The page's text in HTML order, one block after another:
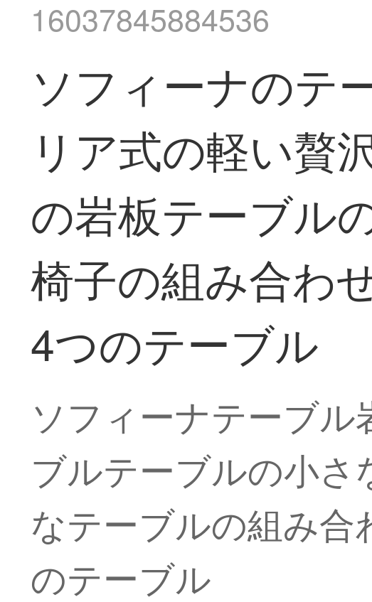
16037845884536
ソフィーナのテ
リア式の軽い贅
の岩板テーブル
椅子の組み合わ
4つのテーブル
ソフィーナテーブ
ブルテーブルの小
なテーブルの組み
のテーブル